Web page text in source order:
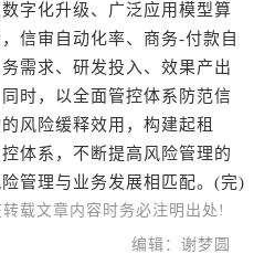
化升级、广泛应用模型算
信审自动化率、商务-付款自
需求、研发投入、效果产出
时，以全面管控体系防范信
风险缓释效用，构建起租
体系，不断提高风险管理的
管理与业务发展相匹配。(完)
转载文章内容时务必注明出处!
编辑：谢梦圆